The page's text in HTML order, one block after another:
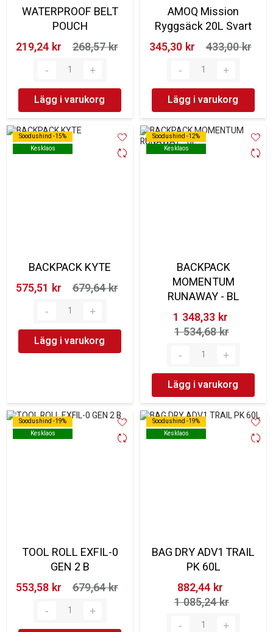
WATERPROOF BELT
POUCH
219,24 kr‎
268,57 kr‎
Lägg i varukorg
AMOQ Mission
Ryggsäck 20L Svart
345,30 kr‎
433,00 kr‎
Lägg i varukorg
Soodushind -15%
Kesklaos
Soodushind -15%
Kesklaos
BACKPACK KYTE
575,51 kr‎
679,64 kr‎
Lägg i varukorg
Soodushind -12%
Kesklaos
Soodushind -12%
Kesklaos
BACKPACK
MOMENTUM
RUNAWAY - BL
1 348,33 kr‎
1 534,68 kr‎
Lägg i varukorg
Soodushind -19%
Kesklaos
Soodushind -19%
Kesklaos
TOOL ROLL EXFIL-0
GEN 2 B
553,58 kr‎
679,64 kr‎
Soodushind -19%
Kesklaos
Soodushind -19%
Kesklaos
BAG DRY ADV1 TRAIL
PK 60L
882,44 kr‎
1 085,24 kr‎